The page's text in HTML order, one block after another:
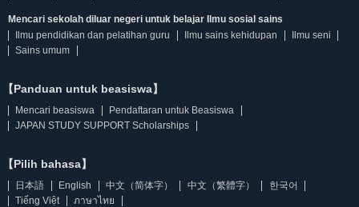
Mencari sekolah diluar negeri untuk belajar Ilmu sosial sains
Ilmu pendidikan dan pelatihan guru
Ilmu sains kehidupan
Ilmu seni
Sains umum
【Panduan untuk beasiswa】
Mencari beasiswa
Pendaftaran untuk Beasiswa
JAPAN STUDY SUPPORT Scholarships
【Pilih bahasa】
日本語 English 中文（简体字） 中文（繁體字）
한국어
Tiếng Việt
ภาษาไทย